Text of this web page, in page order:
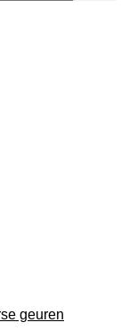
geuren